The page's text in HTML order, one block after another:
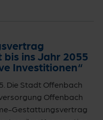
ins Jahr 2055
Investitionen“
Die Stadt Offenbach
Offenbach
Gestattungsvertrag